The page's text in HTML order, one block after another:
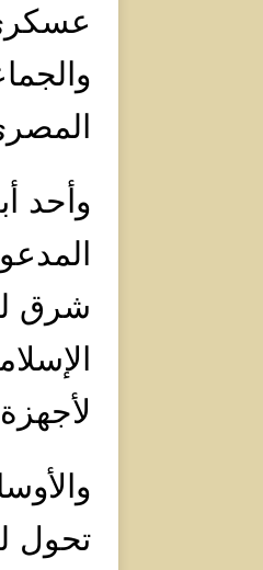
وأحد
شرق
تحول